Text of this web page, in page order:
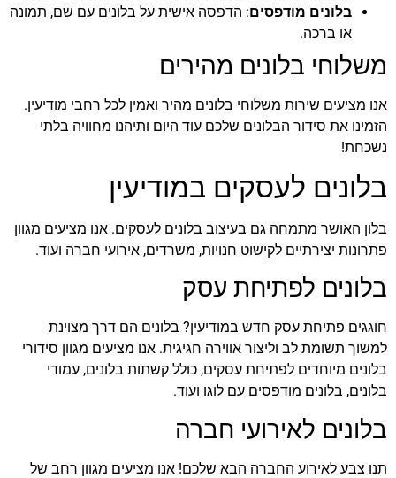
בלונים מודפסים: הדפסה אישית על בלונים עם שם, תמונה
או ברכה.
משלוחי בלונים מהירים
אנו מציעים שירות משלוחי בלונים מהיר ואמין לכל רחבי מודיעין.
הזמינו את סידור הבלונים שלכם עוד היום ותיהנו מחוויה בלתי
נשכחת!
בלונים לעסקים במודיעין
בלון האושר מתמחה גם בעיצוב בלונים לעסקים. אנו מציעים מגוון
פתרונות יצירתיים לקישוט חנויות, משרדים, אירועי חברה ועוד.
בלונים לפתיחת עסק
חוגגים פתיחת עסק חדש במודיעין? בלונים הם דרך מצוינת
למשוך תשומת לב וליצור אווירה חגיגית. אנו מציעים מגוון סידורי
בלונים מיוחדים לפתיחת עסקים, כולל קשתות בלונים, עמודי
בלונים, בלונים מודפסים עם לוגו ועוד.
בלונים לאירועי חברה
תנו צבע לאירוע החברה הבא שלכם! אנו מציעים מגוון רחב של